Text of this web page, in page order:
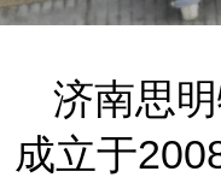
济南思
成立于